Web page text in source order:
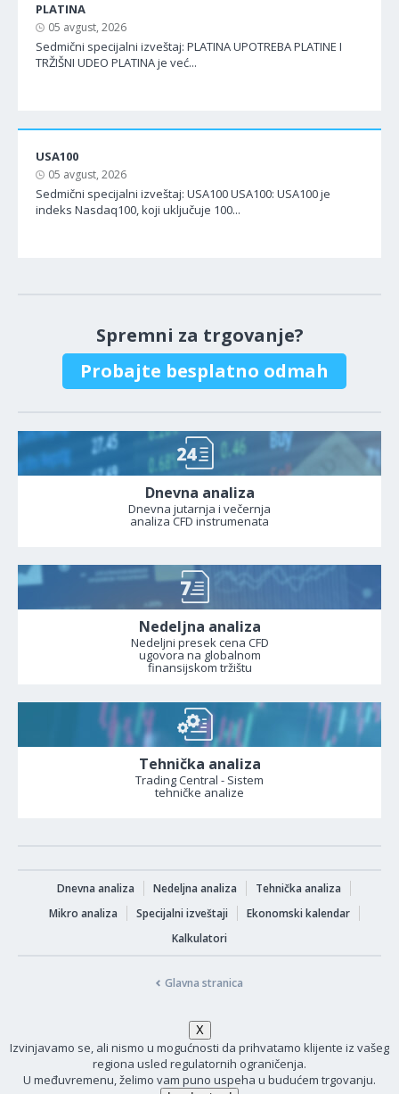
PLATINA
05 avgust, 2026
Sedmični specijalni izveštaj: PLATINA UPOTREBA PLATINE I
TRŽIŠNI UDEO PLATINA je već...
USA100
05 avgust, 2026
Sedmični specijalni izveštaj: USA100 USA100: USA100 je
indeks Nasdaq100, koji uključuje 100...
Spremni za trgovanje?
Probajte besplatno odmah
Dnevna analiza
Dnevna jutarnja i večernja
analiza CFD instrumenata
Nedeljna analiza
Nedeljni presek cena CFD
ugovora na globalnom
finansijskom tržištu
Tehnička analiza
Trading Central - Sistem
tehničke analize
Dnevna analiza Nedeljna analiza
Tehnička analiza
Mikro analiza
Specijalni izveštaji
Ekonomski kalendar
Kalkulatori
Glavna stranica
Izvinjavamo se, ali nismo u mogućnosti da prihvatamo klijente iz vašeg
regiona usled regulatornih ograničenja.
U međuvremenu, želimo vam puno uspeha u budućem trgovanju.